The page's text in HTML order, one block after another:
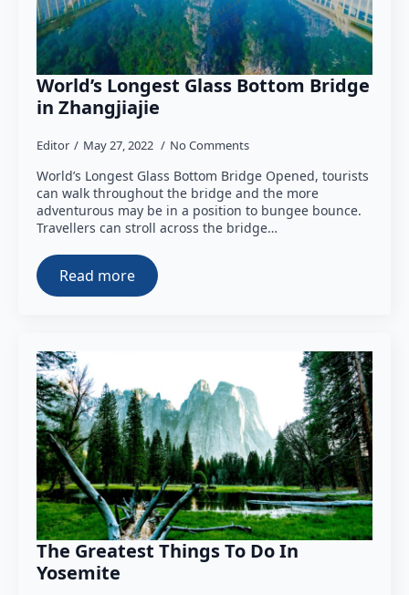
World’s Longest Glass Bottom Bridge
in Zhangjiajie
Editor May 27, 2022 No Comments
World’s Longest Glass Bottom Bridge Opened, tourists
can walk throughout the bridge and the more
adventurous may be in a position to bungee bounce.
Travellers can stroll across the bridge…
Read more
The Greatest Things To Do In
Yosemite